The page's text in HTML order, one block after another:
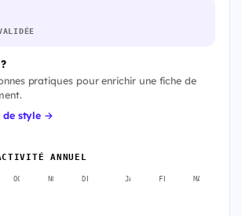
pratiques pour enrichir une fiche de
de style →
ANNUEL
OCT. NOV. DÉC. JANV. FÉVR. MARS